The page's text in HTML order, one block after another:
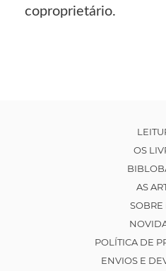
coproprietário.
OS
AS
SOBRE
POLÍTICA DE
ENVIOS E